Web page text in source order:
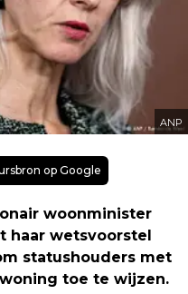
ANP
op Google
woonminister
haar wetsvoorstel
statushouders met
toe te wijzen.